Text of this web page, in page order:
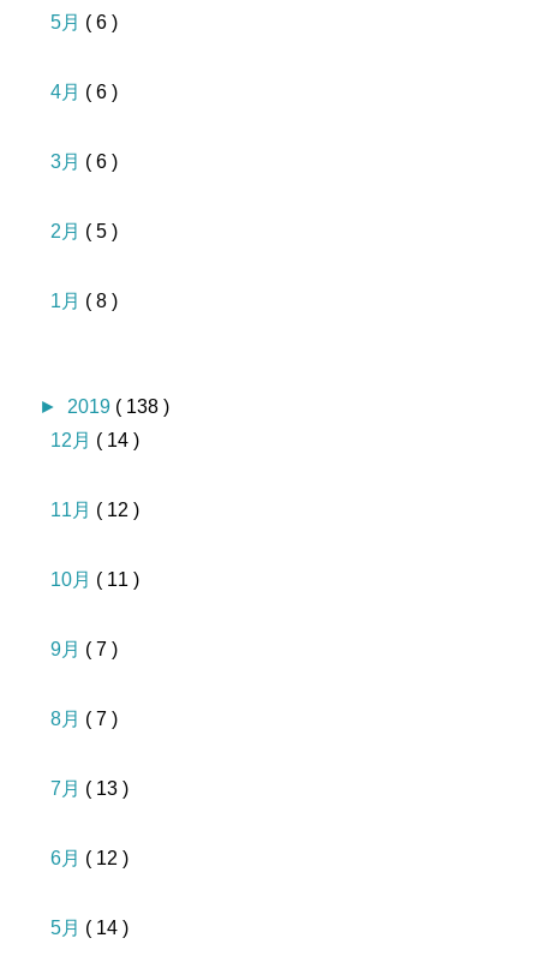
5月 ( 6 )
4月 ( 6 )
3月 ( 6 )
2月 ( 5 )
1月 ( 8 )
► 2019 ( 138 )
12月 ( 14 )
11月 ( 12 )
10月 ( 11 )
9月 ( 7 )
8月 ( 7 )
7月 ( 13 )
6月 ( 12 )
5月 ( 14 )